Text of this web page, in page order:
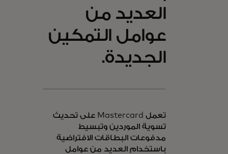
العديد من
عوامل التمكين
الجديدة.
تعمل Mastercard على تحديث
تسوية الموردين وتبسيط
مدفوعات البطاقات الافتراضية
باستخدام العديد من عوامل